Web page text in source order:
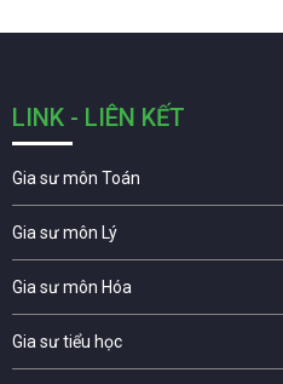
LINK - LIÊN KẾT
Gia sư môn Toán
Gia sư môn Lý
Gia sư môn Hóa
Gia sư tiểu học